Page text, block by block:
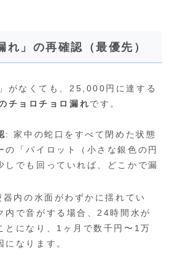
」の再確認（最優先）
がなくても、25,000円に達する
チョロチョロ漏れです。
: 家中の蛇口をすべて閉めた状態
の「パイロット（小さな銀色の円
しでも回っていれば、どこかで漏
内の水面がわずかに揺れてい
内で音がする場合、24時間水が
とになり、1ヶ月で数千円〜1万
になります。